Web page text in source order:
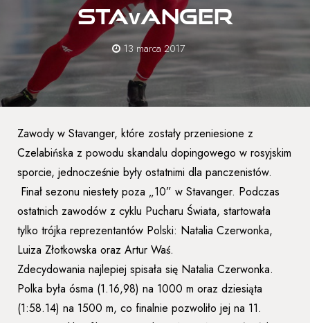
Strefa Związku +
Strefa szkoleniowa +
Galeria
Stavanger
13 marca 2017
Zawody w Stavanger, które zostały przeniesione z
Czelabińska z powodu skandalu dopingowego w rosyjskim
sporcie, jednocześnie były ostatnimi dla panczenistów.
Finał sezonu niestety poza „10” w Stavanger. Podczas
ostatnich zawodów z cyklu Pucharu Świata, startowała
tylko trójka reprezentantów Polski: Natalia Czerwonka,
Luiza Złotkowska oraz Artur Waś.
Zdecydowania najlepiej spisała się Natalia Czerwonka.
Polka była ósma (1.16,98) na 1000 m oraz dziesiąta
(1:58.14) na 1500 m, co finalnie pozwoliło jej na 11.